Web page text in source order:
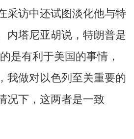
访中还试图淡化他与特
内塔尼亚胡说，特朗普是
是有利于美国的事情，
我做对以色列至关重要的
况下，这两者是一致